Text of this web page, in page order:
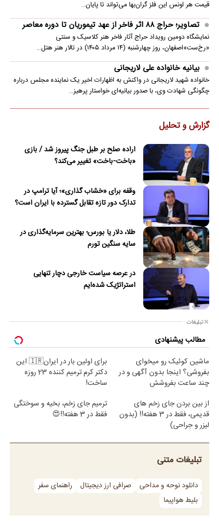
قیمت هر اونس این فلز گران‌بها می‌تواند تا پایان…
تصاویر؛ حراج ۸۸ اثر فاخر از عهد تیموریان تا دوره معاصر
نمایشگاه دومین رویداد حراج آثار فاخر هنر کلاسیک و سنتی
«رخ‌ست»اصفهان، روز چهارشنبه (۱۴ مرداد ۱۴۰۵) در تالار هنر هتل…
بیانیه خانواده علی لاریجانی
خانواده شهید لاریجانی در واکنش به اظهارات اخیر یک نماینده مجلس درباره
چگونگی شهادت وی، با صدور بیانیه‌ای خواستار پرهیز…
گزارش و تحلیل
اراده صلح بر طبل جنگ پیروز شد / بازی
«باخت-باخت» تغییر می‌کند؟
وقفه برای «خشاب گذاری»؛ آیا ترامپ در
تدارک دور تازه تقابل گسترده با ایران است؟
طلا، دلار یا بورس؛ بهترین سرمایه‌گذاری در
سایه سنگین تورم
در عرصه سیاست خارجی دچار تنهایی
استراتژیک شده‌ایم
تبلیغات
مطالب پیشنهادی
ماشین کوئیک رو میخوای
بفروشی؟ اینجا بدون آگهی و در
چند ساعت بفروشش
برای اولین بار در ایران🇮🇷 این
دکتر کرم ترمیم کننده 23 روزه
ساخت!
از بین بردن جای زخم های
قدیمی، فقط در 3 هفته!! (بدون
لیزر و جراحی)
ترمیم جای زخم، بخیه و سوختگی
فقط در 3 هفته!!😍
تبلیغات متنی
دانلود نوحه و مداحی صرافی ارز دیجیتال
راهنمای سفر
بلیط هواپیما